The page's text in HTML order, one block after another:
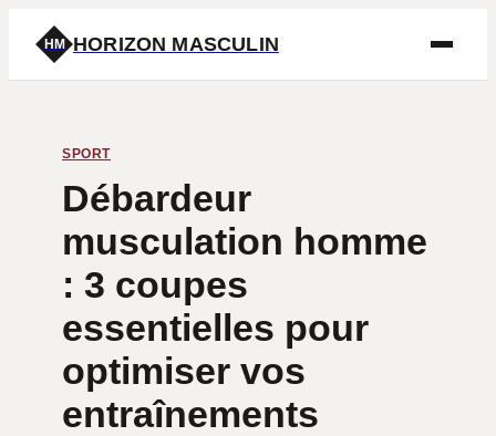
HM HORIZON MASCULIN
SPORT
Débardeur
musculation homme
: 3 coupes
essentielles pour
optimiser vos
entraînements